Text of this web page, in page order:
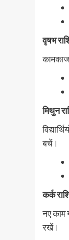
वृषभ
कामकाज
मिथुन
बचें।
कर्क
नए काम
रखें।